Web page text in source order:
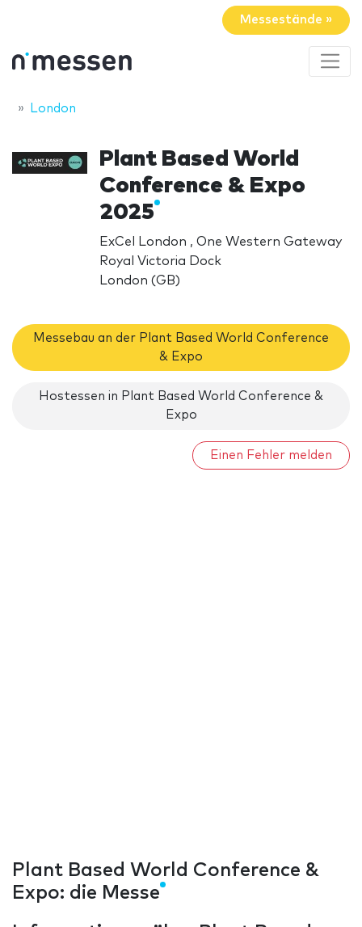
Messestände »
London
Plant Based World
Conference & Expo
2025
ExCel London , One Western Gateway
Royal Victoria Dock
London (GB)
Messebau an der Plant Based World Conference
& Expo
Hostessen in Plant Based World Conference &
Expo
Einen Fehler melden
Plant Based World Conference &
Expo: die Messe